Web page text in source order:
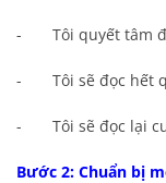
- Tôi quyết tâm
- Tôi sẽ đọc hết
- Tôi sẽ đọc lại
Bước 2: Chuẩn bị